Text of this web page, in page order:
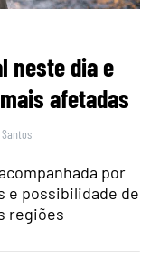
neste dia e
afetadas
por
e possibilidade de
regiões